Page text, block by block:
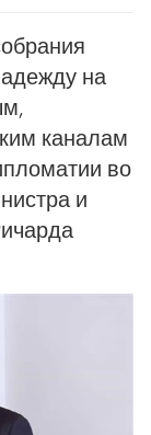
на
каналам
во
и